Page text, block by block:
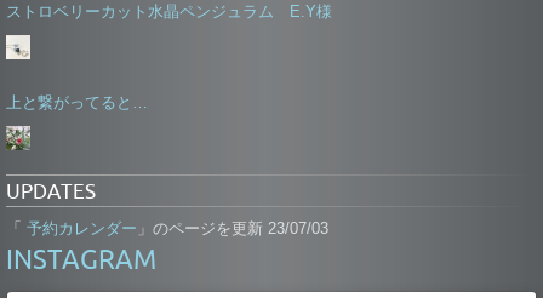
ストロベリーカット水晶ペンジュラム E.Y様
上と繋がってると…
UPDATES
「 予約カレンダー 」のページを更新 23/07/03
INSTAGRAM